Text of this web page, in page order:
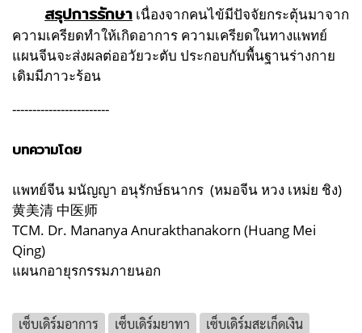
สรุปการรักษา เนื่องจากคนไข้มีปัจจัยกระตุ้นมาจาก
ความเครียดทำให้เกิดอาการ ความเครียดในทางแพทย์
แผนจีนจะส่งผลต่ออวัยวะตับ ประกอบกับพื้นฐานร่างกาย
เดิมมีภาวะร้อน
------------------------
บทความโดย
แพทย์จีน มนัญญา อนุรักษ์ธนากร (หมอจีน หวง เหม่ย ชิง)
黄美清 中医师
TCM. Dr. Mananya Anurakthanakorn (Huang Mei
Qing)
แผนกอายุรกรรมภายนอก
เซ็บเดิร์มอาการ เซ็บเดิร์มยาทา
เซ็บเดิร์มสะเก็ดเงิน